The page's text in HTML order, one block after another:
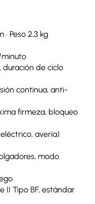
· Peso 2,3 kg
minuto
de ciclo
continua, anti-
firmeza, bloqueo
avería)
modo
II Tipo BF, estándar